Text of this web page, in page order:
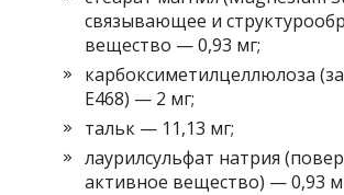
связывающее и
вещество — 0,93 мг;
карбоксиметилцеллюлоза
Е468) — 2 мг;
тальк — 11,13 мг;
лаурилсульфат натрия
активное вещество) — 0,93